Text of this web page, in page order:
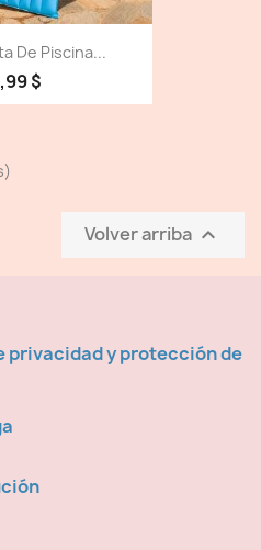
De Piscina...
$
Volver arriba 
privacidad y protección de